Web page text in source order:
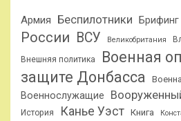
Армия Беспилотники
России ВСУ Великобритания
Внешняя политика
Военная
защите Донбасса
Военнослужащие
История Канье Уэст Книга